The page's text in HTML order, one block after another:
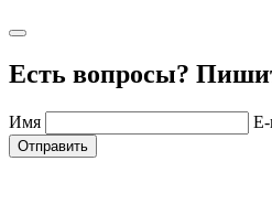
Есть вопросы?
Имя